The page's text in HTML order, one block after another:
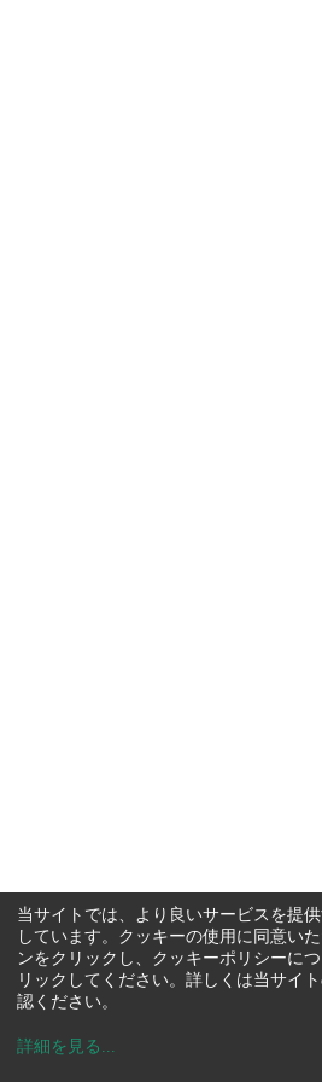
当サイトでは、より良いサービスを提
しています。クッキーの使用に同意い
ンをクリックし、クッキーポリシーに
リックしてください。詳しくは当サイ
認ください。
詳細を見る ...